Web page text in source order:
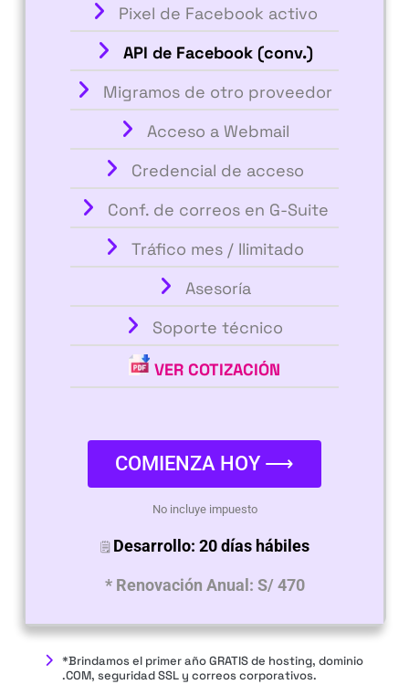
Pixel de Facebook activo
API de Facebook (conv.)
Migramos de otro proveedor
Acceso a Webmail
Credencial de acceso
Conf. de correos en G-Suite
Tráfico mes / Ilimitado
Asesoría
Soporte técnico
VER COTIZACIÓN
COMIENZA HOY ⟶
No incluye impuesto
🗒 Desarrollo: 20 días hábiles
* Renovación Anual: S/ 470
*Brindamos el primer año GRATIS de hosting, dominio
.COM, seguridad SSL y correos corporativos.